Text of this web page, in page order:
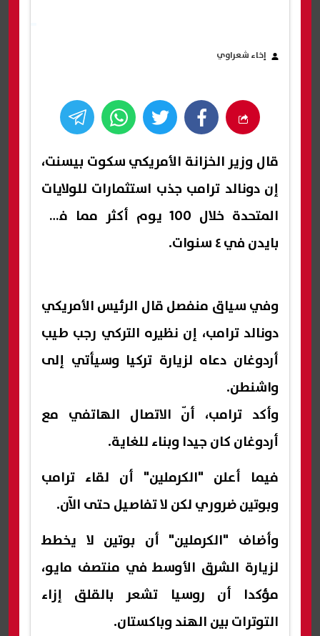
إخاء شعراوي
قال وزير الخزانة الأمريكي سكوت بيسنت،
إن دونالد ترامب جذب استثمارات للولايات
المتحدة خلال 100 يوم أكثر مما فعل
بايدن في ٤ سنوات.
وفي سياق منفصل قال الرئيس الأمريكي
دونالد ترامب، إن نظيره التركي رجب طيب
أردوغان دعاه لزيارة تركيا وسيأتي إلى
واشنطن.
وأكد ترامب، أنّ الاتصال الهاتفي مع
أردوغان كان جيدا وبناء للغاية.
فيما أعلن "الكرملين" أن لقاء ترامب
وبوتين ضروري لكن لا تفاصيل حتى الآن.
وأضاف "الكرملين" أن بوتين لا يخطط
لزيارة الشرق الأوسط في منتصف مايو،
مؤكدا أن روسيا تشعر بالقلق إزاء
التوترات بين الهند وباكستان.